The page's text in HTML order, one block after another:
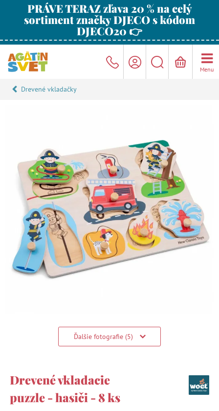
PRÁVE TERAZ zľava 20 % na celý
sortiment značky DJECO s kódom
DJECO20 👉
Menu
Drevené vkladačky
Ďalšie fotografie (5)
Drevené vkladacie
puzzle - hasiči - 8 ks